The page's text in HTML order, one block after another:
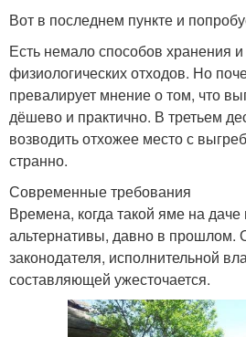
Вот в последнем пункте и
Есть немало способов хранения и
физиологических отходов. Но
превалирует мнение о том, что
дёшево и практично. В третьем
возводить отхожее место с
странно.
Современные требования
Времена, когда такой яме на
альтернативы, давно в прошлом.
законодателя, исполнительной
составляющей ужесточается.